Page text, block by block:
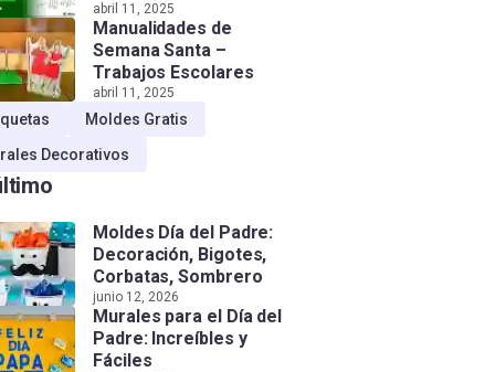
abril 11, 2025
Manualidades de
Semana Santa –
Trabajos Escolares
abril 11, 2025
Moldes Gratis
Decorativos
Moldes Día del Padre:
Decoración, Bigotes,
Corbatas, Sombrero
junio 12, 2026
Murales para el Día del
Padre: Increíbles y
Fáciles